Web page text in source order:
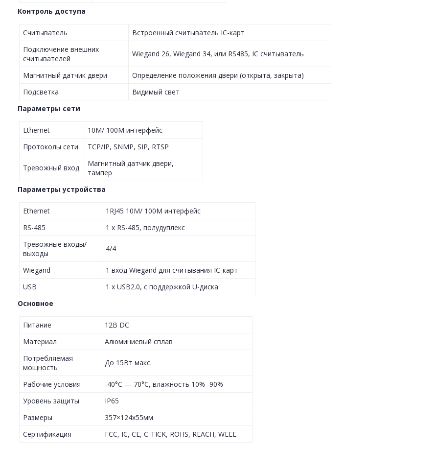
Контроль доступа
Считыватель
Встроенный считыватель IC-карт
Подключение внешних
считывателей
Wiegand 26, Wiegand 34, или RS485, IC считыватель
Магнитный датчик двери
Определение положения двери (открыта, закрыта)
Подсветка
Видимый свет
Параметры сети
Ethernet
10M/ 100M интерфейс
Протоколы сети
TCP/IP, SNMP, SIP, RTSP
Тревожный вход
Магнитный датчик двери,
тампер
Параметры устройства
Ethernet
1RJ45 10M/ 100M интерфейс
RS-485
1 х RS-485, полудуплекс
Тревожные входы/
выходы
4/4
Wiegand
1 вход Wiegand для считывания IC-карт
USB
1 x USB2.0, с поддержкой U-диска
Основное
Питание
12В DC
Материал
Алюминиевый сплав
Потребляемая
мощность
До 15Вт макс.
Рабочие условия
-40°С — 70°С, влажность 10% -90%
Уровень защиты
IP65
Размеры
357×124x55мм
Сертификация
FCC, IC, CE, C-TICK, ROHS, REACH, WEEE